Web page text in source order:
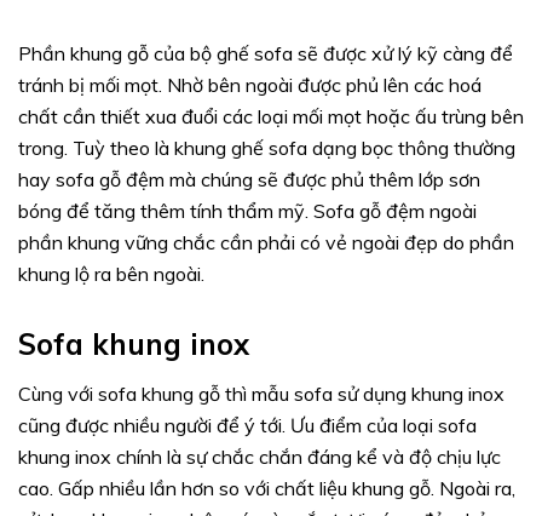
Phần khung gỗ của bộ ghế sofa sẽ được xử lý kỹ càng để
tránh bị mối mọt. Nhờ bên ngoài được phủ lên các hoá
chất cần thiết xua đuổi các loại mối mọt hoặc ấu trùng bên
trong. Tuỳ theo là khung ghế sofa dạng bọc thông thường
hay sofa gỗ đệm mà chúng sẽ được phủ thêm lớp sơn
bóng để tăng thêm tính thẩm mỹ. Sofa gỗ đệm ngoài
phần khung vững chắc cần phải có vẻ ngoài đẹp do phần
khung lộ ra bên ngoài.
Sofa khung inox
Cùng với sofa khung gỗ thì mẫu sofa sử dụng khung inox
cũng được nhiều người để ý tới. Ưu điểm của loại sofa
khung inox chính là sự chắc chắn đáng kể và độ chịu lực
cao. Gấp nhiều lần hơn so với chất liệu khung gỗ. Ngoài ra,